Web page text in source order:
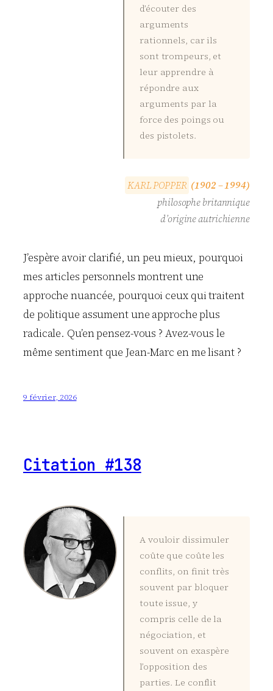
d’écouter des
arguments
rationnels, car ils
sont trompeurs, et
leur apprendre à
répondre aux
arguments par la
force des poings ou
des pistolets.
KARLPOPPER (1902 – 1994)
philosophe britannique
d’origine autrichienne
J’espère avoir clarifié, un peu mieux, pourquoi
mes articles personnels montrent une
approche nuancée, pourquoi ceux qui traitent
de politique assument une approche plus
radicale. Qu’en pensez-vous ? Avez-vous le
même sentiment que Jean-Marc en me lisant ?
9 février, 2026
Citation #138
A vouloir dissimuler
coûte que coûte les
conflits, on finit très
souvent par bloquer
toute issue, y
compris celle de la
négociation, et
souvent on exaspère
l’opposition des
parties. Le conflit